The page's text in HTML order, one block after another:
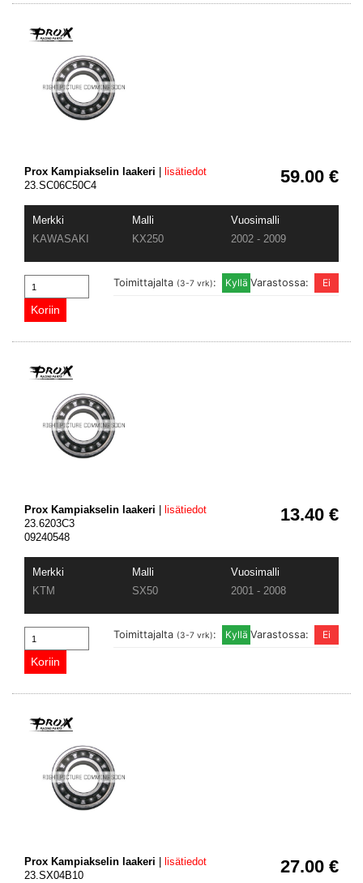
59.00 €
Prox Kampiakselin laakeri
lisätiedot
23.SC06C50C4
Merkki Malli
Vuosimalli
KAWASAKI
KX250 2002 - 2009
Varastossa:
Toimittajalta (3-7 vrk):
13.40 €
Prox Kampiakselin laakeri
lisätiedot
23.6203C3
09240548
Merkki Malli
Vuosimalli
KTM
SX50 2001 - 2008
Varastossa:
Toimittajalta (3-7 vrk):
27.00 €
Prox Kampiakselin laakeri
lisätiedot
23.SX04B10